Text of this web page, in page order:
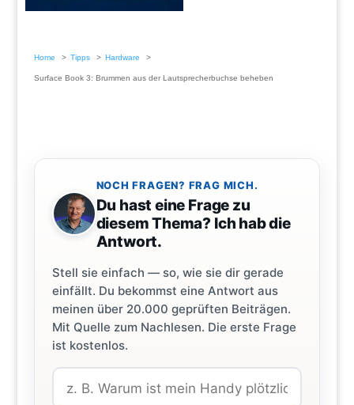
Home Tipps Hardware
Surface Book 3: Brummen aus der Lautsprecherbuchse beheben
NOCH FRAGEN? FRAG MICH.
Du hast eine Frage zu
diesem Thema? Ich hab die
Antwort.
Stell sie einfach — so, wie sie dir gerade
einfällt. Du bekommst eine Antwort aus
meinen über 20.000 geprüften Beiträgen.
Mit Quelle zum Nachlesen. Die erste Frage
ist kostenlos.